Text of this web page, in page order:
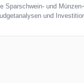
Sparschwein- und
und
und datenbereite